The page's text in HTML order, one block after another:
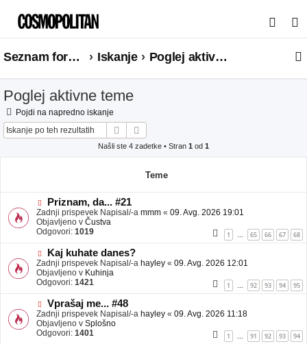
s
a
Seznam forumov Iskanje Poglej aktivne teme
Poglej aktivne teme
Pojdi na napredno iskanje
Iskanje
Našli ste 4 zadetke • Stran 1 od 1
Teme
N
o
v
e
b
a
v
e
Priznam, da... #21
Zadnji prispevek Napisal/-a mmm « 09. Avg. 2026 19:01
Objavljeno v Čustva
Odgovori: 1019 1 … 65 66 67 68
N
o
v
e
b
a
v
e
Kaj kuhate danes?
Zadnji prispevek Napisal/-a hayley « 09. Avg. 2026 12:01
Objavljeno v Kuhinja
Odgovori: 1421 1 … 92 93 94 95
N
o
v
e
Vprašaj me... #48
Zadnji prispevek Napisal/-a hayley « 09. Avg. 2026 11:18
Objavljeno v Splošno
Odgovori: 1401 1 91 92 93 94